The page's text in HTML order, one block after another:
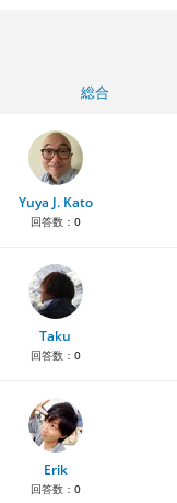
総合
Yuya J. Kato
回答数： 0
Taku
回答数： 0
Erik
回答数： 0